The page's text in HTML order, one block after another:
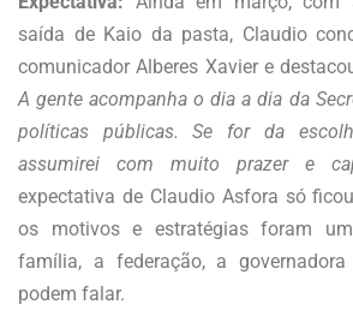
saída de Kaio da pasta, Claudio
comunicador Alberes Xavier e
A gente acompanha o dia a dia da
políticas públicas. Se for da
assumirei com muito prazer e
expectativa de Claudio Asfora só
os motivos e estratégias foram
família, a federação, a
podem falar.